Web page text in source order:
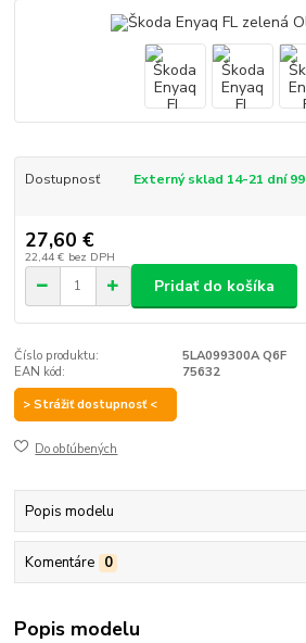
Dostupnosť Externý sklad 14-21 dní 99
27,60 €
22,44 € bez DPH
Pridať do košíka
Číslo produktu:
5LA099300A Q6F
EAN kód:
75632
> Strážiť dostupnosť <
Do obľúbených
Popis modelu
Komentáre 0
Popis modelu